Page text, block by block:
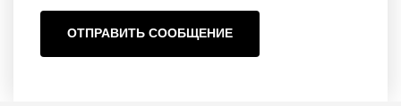
ОТПРАВИТЬ СООБЩЕНИЕ